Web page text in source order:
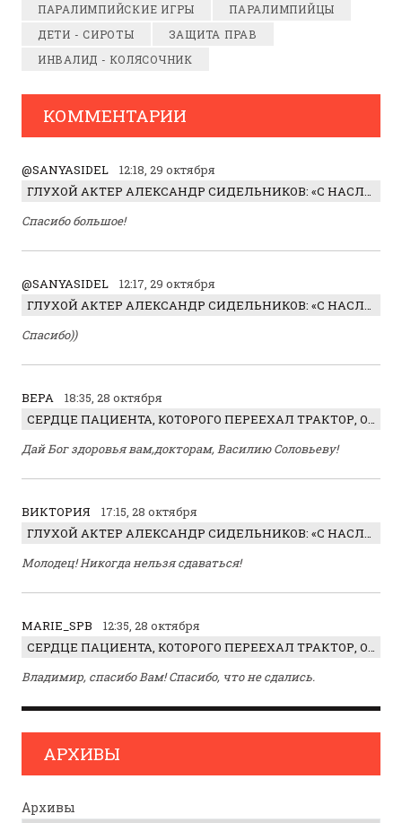
ПАРАЛИМПИЙСКИЕ ИГРЫ
ПАРАЛИМПИЙЦЫ
ДЕТИ - СИРОТЫ
ЗАЩИТА ПРАВ
ИНВАЛИД - КОЛЯСОЧНИК
КОММЕНТАРИИ
@SANYASIDEL
12:18, 29 октября
ГЛУХОЙ АКТЕР АЛЕКСАНДР СИДЕЛЬНИКОВ: «С НАСЛАЖДЕНИЕМ ИГРАЛ ОТРИЦАТЕЛЬНОГО ГЕРОЯ!»
Спасибо большое!
@SANYASIDEL
12:17, 29 октября
ГЛУХОЙ АКТЕР АЛЕКСАНДР СИДЕЛЬНИКОВ: «С НАСЛАЖДЕНИЕМ ИГРАЛ ОТРИЦАТЕЛЬНОГО ГЕРОЯ!»
Спасибо))
ВЕРА
18:35, 28 октября
СЕРДЦЕ ПАЦИЕНТА, КОТОРОГО ПЕРЕЕХАЛ ТРАКТОР, ОБНАРУЖИЛИ… В ЖИВОТЕ
Дай Бог здоровья вам,докторам, Василию Соловьеву!
ВИКТОРИЯ
17:15, 28 октября
ГЛУХОЙ АКТЕР АЛЕКСАНДР СИДЕЛЬНИКОВ: «С НАСЛАЖДЕНИЕМ ИГРАЛ ОТРИЦАТЕЛЬНОГО ГЕРОЯ!»
Молодец! Никогда нельзя сдаваться!
MARIE_SPB
12:35, 28 октября
СЕРДЦЕ ПАЦИЕНТА, КОТОРОГО ПЕРЕЕХАЛ ТРАКТОР, ОБНАРУЖИЛИ… В ЖИВОТЕ
Владимир, спасибо Вам! Спасибо, что не сдались.
АРХИВЫ
Архивы